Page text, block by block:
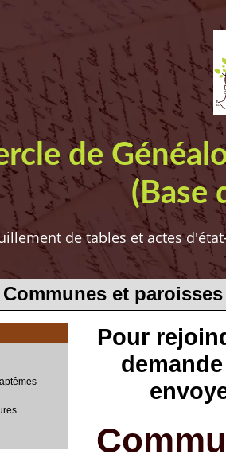
de
(Base
de tables et actes
et paroisses
Pour